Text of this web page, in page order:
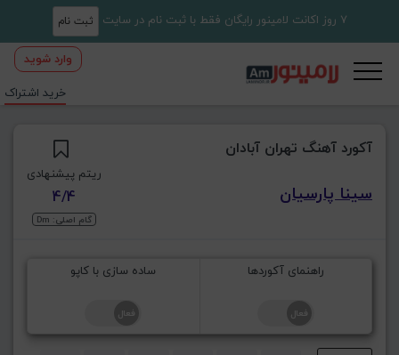
7 روز اکانت لامینور رایگان فقط با ثبت نام در سایت ثبت نام
وارد شوید
خرید اشتراک
آکورد آهنگ تهران آبادان
سینا پارسیان
ریتم پیشنهادی
4/4
گام اصلی: Dm
راهنمای آکوردها ساده سازی با کاپو